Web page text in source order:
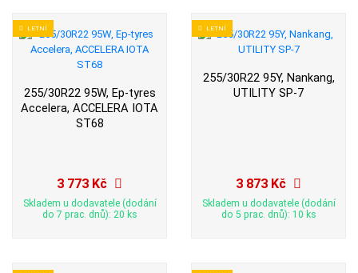
LETNÍ
255/30R22 95W, Ep-tyres
Accelera, ACCELERA IOTA
ST68
3 773 Kč
Skladem u dodavatele (dodání
do 7 prac. dnů): 20 ks
LETNÍ
255/30R22 95Y, Nankang,
UTILITY SP-7
3 873 Kč
Skladem u dodavatele (dodání
do 5 prac. dnů): 10 ks